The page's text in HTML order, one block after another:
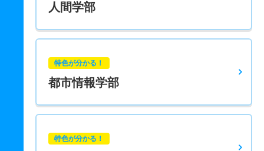
人間学部
特色が分かる！
都市情報学部
特色が分かる！